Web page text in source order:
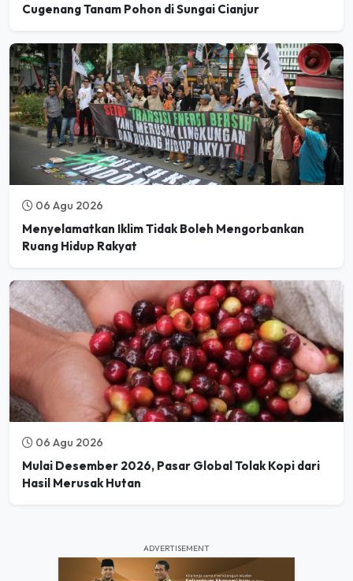
Cugenang Tanam Pohon di Sungai Cianjur
06 Agu 2026
Menyelamatkan Iklim Tidak Boleh Mengorbankan
Ruang Hidup Rakyat
06 Agu 2026
Mulai Desember 2026, Pasar Global Tolak Kopi dari
Hasil Merusak Hutan
ADVERTISEMENT